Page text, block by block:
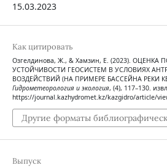
15.03.2023
Как цитировать
Озгелдинова, Ж., & Хамзин, Е. (2023). ОЦЕНКА
УСТОЙЧИВОСТИ ГЕОСИСТЕМ В УСЛОВИЯХ
ВОЗДЕЙСТВИЙ (НА ПРИМЕРЕ БАССЕЙНА РЕКИ
Гидрометеорология и экология, (4), 117–130.
https://journal.kazhydromet.kz/kazgidro/article/
Другие форматы
Выпуск